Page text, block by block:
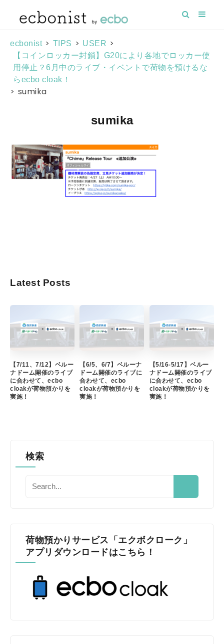
ecbonist > TIPS > USER >
【コインロッカー封鎖】G20により各地でロッカー使
用停止？6月中のライブ・イベントで荷物を預けるな
らecbo cloak！
> sumika
sumika
Latest Posts
【7/11、7/12】ベルー
ナドーム開催のライブ
に合わせて、ecbo
cloakが荷物預かりを
実施！
【6/5、6/7】ベルーナ
ドーム開催のライブに
合わせて、ecbo
cloakが荷物預かりを
実施！
【5/16-5/17】ベルー
ナドーム開催のライブ
に合わせて、ecbo
cloakが荷物預かりを
実施！
検索
荷物預かりサービス「エクボクローク」
アプリダウンロードはこちら！